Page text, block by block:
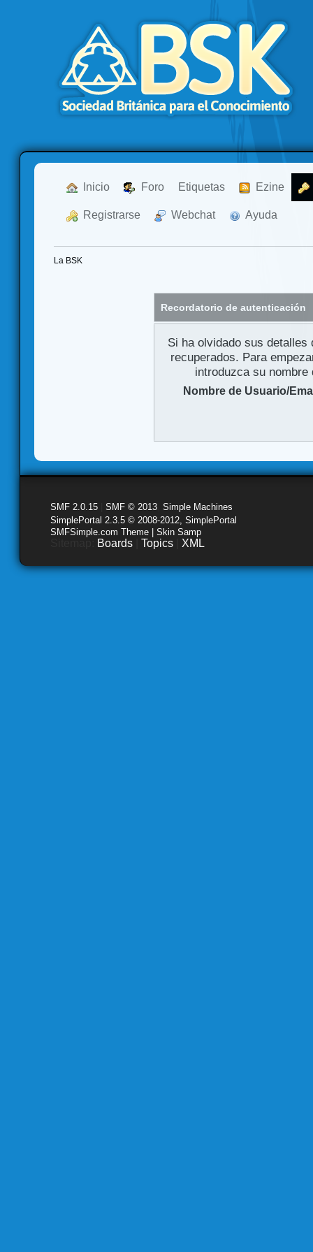
Inicio Foro Etiquetas Ezine
Registrarse Webchat Ayuda
La BSK
Recordatorio de autenticación
Si ha olvidado sus
recuperados. Para
introduzca su
Nombre de Usuario/
SMF 2.0.15 SMF © 2013 Simple Machines
SimplePortal 2.3.5 © 2008-2012, SimplePortal
SMFSimple.com Theme | Skin Samp
Boards Topics XML